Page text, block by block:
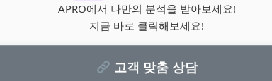
APRO에서 나만의 분석을 받아보세요!
지금 바로 클릭해보세요!
고객 맞춤 상담